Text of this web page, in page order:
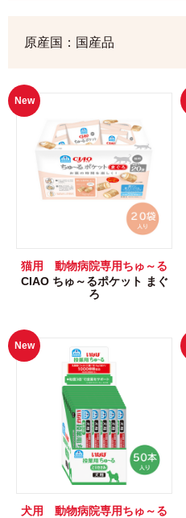
原産国：国産品
New
猫用 動物病院専用ちゅ～る
CIAO ちゅ～るポケット まぐ
ろ
New
犬用 動物病院専用ちゅ～る